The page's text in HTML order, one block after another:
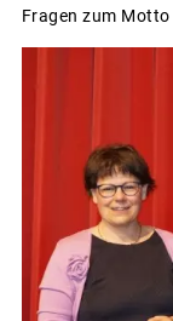
Fragen zum